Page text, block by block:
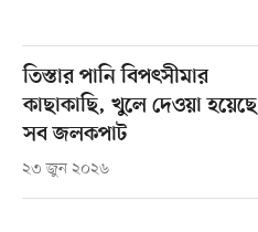
তিস্তার পানি বিপৎসীমার
কাছাকাছি, খুলে দেওয়া হয়েছে
সব জলকপাট
২৩ জুন ২০২৬